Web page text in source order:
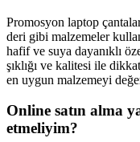
Promosyon laptop
deri gibi malzemeler
hafif ve suya dayanıklı
şıklığı ve kalitesi ile
en uygun malzemeyi
Online satın alma
etmeliyim?